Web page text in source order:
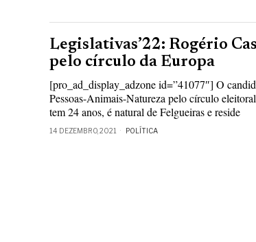
Legislativas’22: Rogério
pelo círculo da Europa
[pro_ad_display_adzone id=”41077″] O
Pessoas-Animais-Natureza pelo círculo
tem 24 anos, é natural de Felgueiras e reside
14 DEZEMBRO, 2021 POLÍTICA